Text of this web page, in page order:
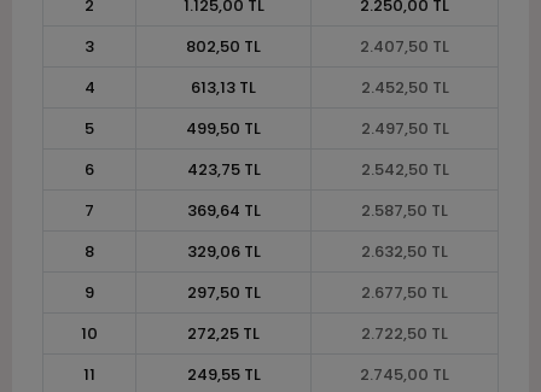
2
1.125,00 TL
2.250,00 TL
3
802,50 TL
2.407,50 TL
4
613,13 TL
2.452,50 TL
5
499,50 TL
2.497,50 TL
6
423,75 TL
2.542,50 TL
7
369,64 TL
2.587,50 TL
8
329,06 TL
2.632,50 TL
9
297,50 TL
2.677,50 TL
10
272,25 TL
2.722,50 TL
11
249,55 TL
2.745,00 TL